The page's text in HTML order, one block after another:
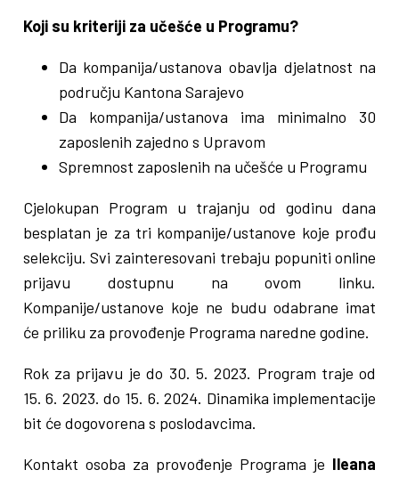
Koji su kriteriji za učešće u Programu?
Da kompanija/ustanova obavlja djelatnost na
području Kantona Sarajevo
Da kompanija/ustanova ima minimalno 30
zaposlenih zajedno s Upravom
Spremnost zaposlenih na učešće u Programu
Cjelokupan Program u trajanju od godinu dana
besplatan je za tri kompanije/ustanove koje prođu
selekciju. Svi zainteresovani trebaju popuniti online
prijavu dostupnu na ovom linku.
Kompanije/ustanove koje ne budu odabrane imat
će priliku za provođenje Programa naredne godine.
Rok za prijavu je do 30. 5. 2023. Program traje od
15. 6. 2023. do 15. 6. 2024. Dinamika implementacije
bit će dogovorena s poslodavcima.
Kontakt osoba za provođenje Programa je Ileana